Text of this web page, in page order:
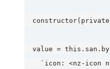
value =
`icon: <nz-icon